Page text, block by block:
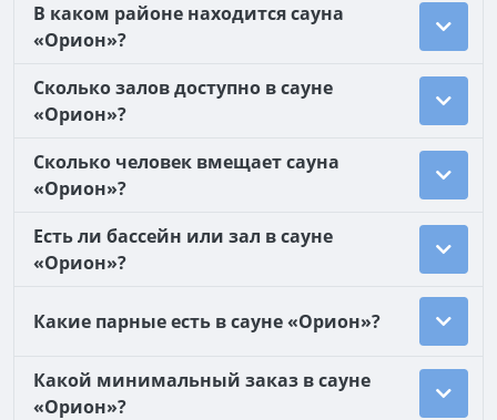
В каком районе находится сауна
«Орион»?
Сколько залов доступно в сауне
«Орион»?
Сколько человек вмещает сауна
«Орион»?
Есть ли бассейн или зал в сауне
«Орион»?
Какие парные есть в сауне «Орион»?
Какой минимальный заказ в сауне
«Орион»?